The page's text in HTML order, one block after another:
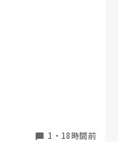
ョンがなかった
1 ・ 18時間前